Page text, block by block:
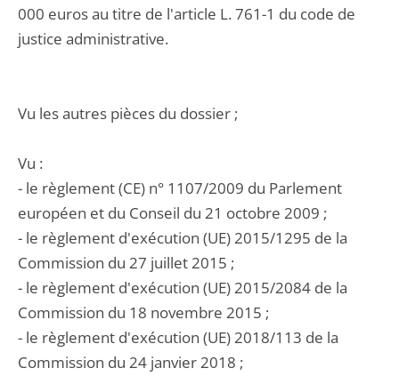
000 euros au titre de l'article L. 761-1 du code de
justice administrative.
Vu les autres pièces du dossier ;
Vu :
- le règlement (CE) n° 1107/2009 du Parlement
européen et du Conseil du 21 octobre 2009 ;
- le règlement d'exécution (UE) 2015/1295 de la
Commission du 27 juillet 2015 ;
- le règlement d'exécution (UE) 2015/2084 de la
Commission du 18 novembre 2015 ;
- le règlement d'exécution (UE) 2018/113 de la
Commission du 24 janvier 2018 ;